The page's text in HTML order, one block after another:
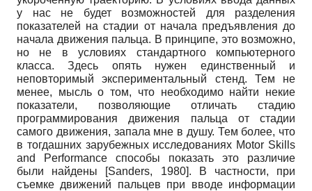
у нас не будет возможностей для разделения
показателей на стадии от начала предъявления до
начала движения пальца. В принципе, это возможно,
но не в условиях стандартного компьютерного
класса. Здесь опять нужен единственный и
неповторимый экспериментальный стенд. Тем не
менее, мысль о том, что необходимо найти некие
показатели, позволяющие отличать стадию
программирования движения пальца от стадии
самого движения, запала мне в душу. Тем более, что
в тогдашних зарубежных исследованиях Motor Skills
and
Performance
способы показать это различие
были найдены [Sanders, 1980].
В частности, при
съемке движений пальцев при вводе информации